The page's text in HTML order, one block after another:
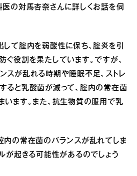
医の対馬杏奈さんに詳しくお話を伺
して腟内を弱酸性に保ち、腟炎を引
ぐ役割を果たしています。ですが、
スが乱れる時期や睡眠不足、ストレ
ると乳酸菌が減って、腟内の常在菌
います。また、抗生物質の服用で乳
内の常在菌のバランスが乱れてしま
が起きる可能性があるのでしょう